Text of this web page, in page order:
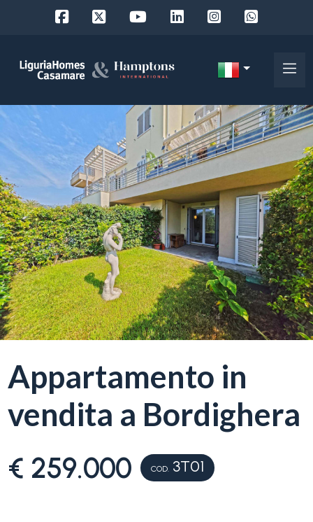
Appartamento in
vendita a Bordighera
€ 259.000 COD. 3T01
FR
DE
RU
Chi
siamo
I
nostri
servizi
Liguria
Ricerca
Blog
Scegli
dove
cercare
Provincia
Comune
Tipologia
-
multiscelta